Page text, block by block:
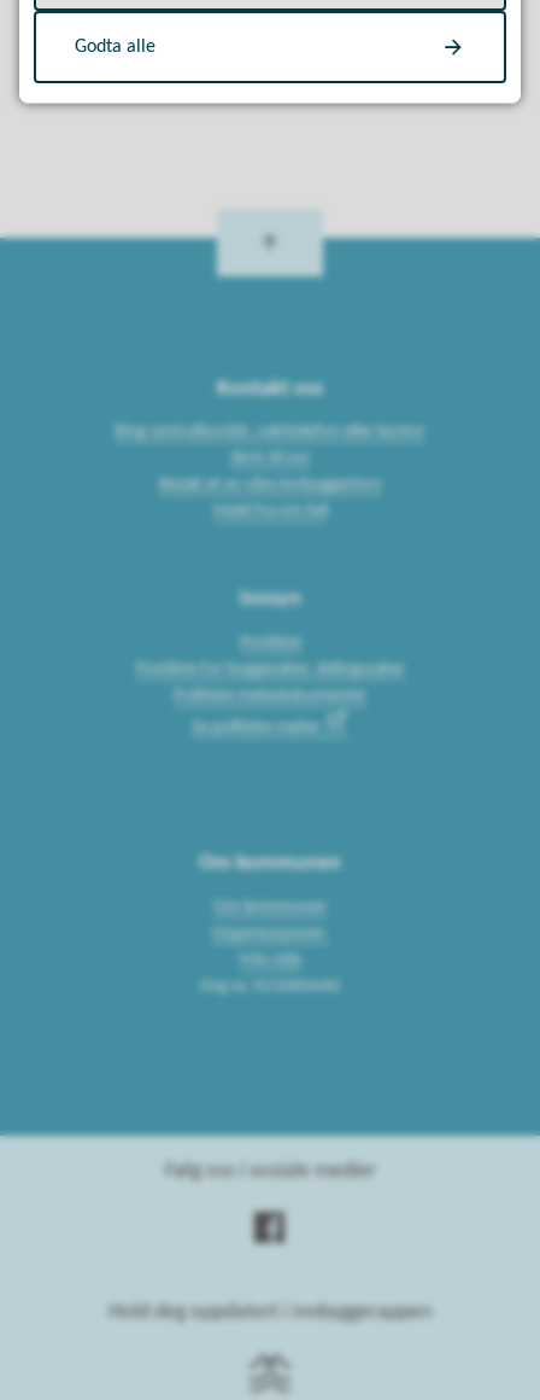
Kontakt oss
Ring sentralbordet, vakttelefon eller kontor
Besøk et av våre innbyggertorv
Innsyn
Postliste
Postliste for byggesaker, delingssaker
Politiske møtedokumenter
Se politiske møter
Om kommunen
Om kommunen
Organisasjonen
Min side
Org.nr. 921060440
Følg oss i sosiale medier
Hold deg oppdatert i innbyggerappen
Godta alle